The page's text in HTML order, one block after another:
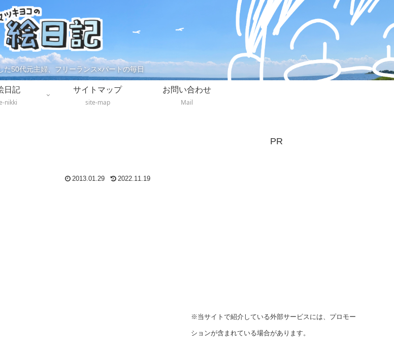
た50代元主婦、フリーランス×パートの毎日
日記
nikki
サイトマップ
site-map
お問い合わせ
Mail
2013.01.29 2022.11.19
PR
※当サイトで紹介している外部サービスには、プロモー
ションが含まれている場合があります。